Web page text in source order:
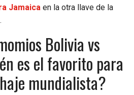
Jamaica en la otra llave de la
Bolivia vs
es el favorito para
mundialista?